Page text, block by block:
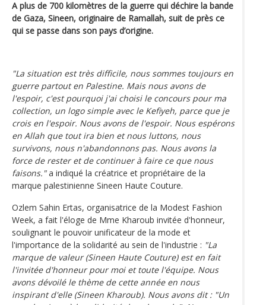
A plus de 700 kilomètres de la guerre qui déchire la bande
de Gaza, Sineen, originaire de Ramallah, suit de près ce
qui se passe dans son pays d’origine.
"La situation est très difficile, nous sommes toujours en
guerre partout en Palestine. Mais nous avons de
l'espoir, c'est pourquoi j'ai choisi le concours pour ma
collection, un logo simple avec le Kefiyeh, parce que je
crois en l'espoir. Nous avons de l'espoir. Nous espérons
en Allah que tout ira bien et nous luttons, nous
survivons, nous n'abandonnons pas. Nous avons la
force de rester et de continuer à faire ce que nous
faisons."a indiqué la créatrice et propriétaire de la
marque palestinienne Sineen Haute Couture.
Ozlem Sahin Ertas, organisatrice de la Modest Fashion
Week, a fait l'éloge de Mme Kharoub invitée d'honneur,
soulignant le pouvoir unificateur de la mode et
l'importance de la solidarité au sein de l'industrie : "La
marque de valeur (Sineen Haute Couture) est en fait
l'invitée d'honneur pour moi et toute l'équipe. Nous
avons dévoilé le thème de cette année en nous
inspirant d'elle (Sineen Kharoub). Nous avons dit : "Un